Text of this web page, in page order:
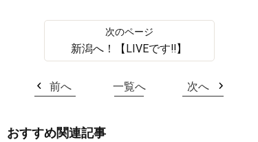
新潟へ！【LIVEです‼︎】
前へ 一覧へ 次へ
おすすめ関連記事